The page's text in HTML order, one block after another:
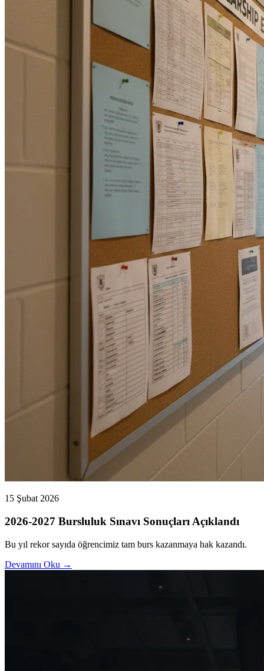
15 Şubat 2026
2026-2027 Bursluluk Sınavı Sonuçları Açıklandı
Bu yıl rekor sayıda öğrencimiz tam burs kazanmaya hak kazandı.
Devamını Oku →